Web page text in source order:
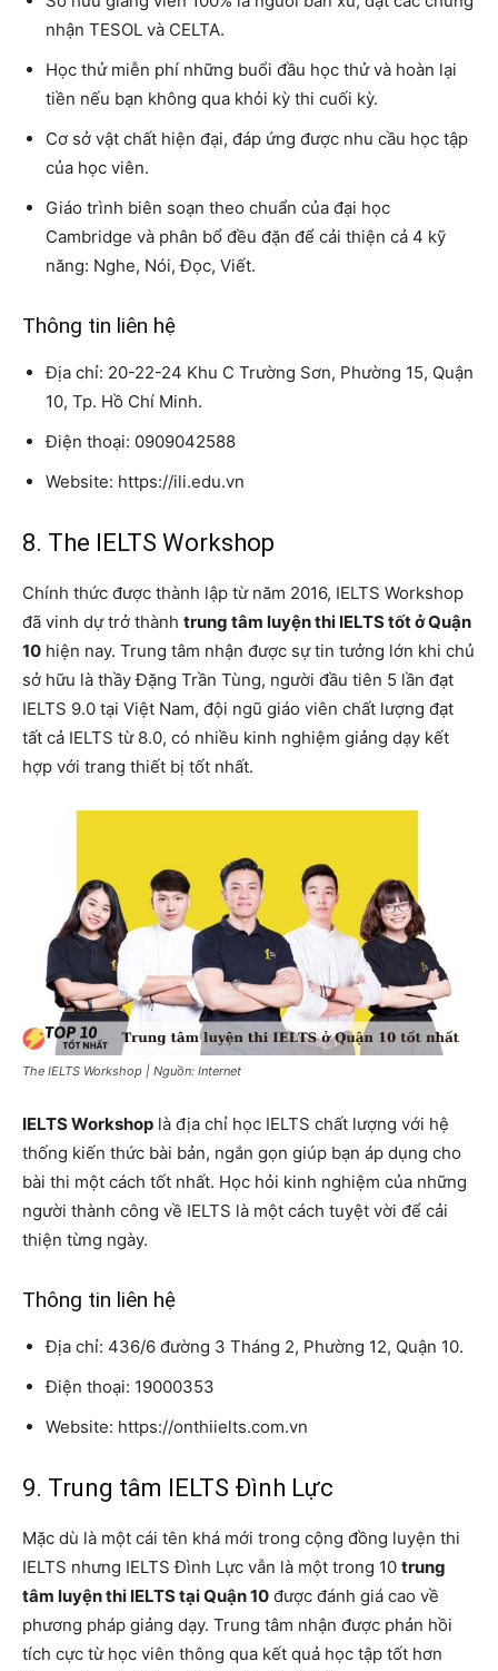
nhận TESOL và CELTA.
Học thử miễn phí những buổi đầu học thử và hoàn lại
tiền nếu bạn không qua khỏi kỳ thi cuối kỳ.
Cơ sở vật chất hiện đại, đáp ứng được nhu cầu học tập
của học viên.
Giáo trình biên soạn theo chuẩn của đại học
Cambridge và phân bổ đều đặn để cải thiện cả 4 kỹ
năng: Nghe, Nói, Đọc, Viết.
Thông tin liên hệ
Địa chỉ: 20-22-24 Khu C Trường Sơn, Phường 15, Quận
10, Tp. Hồ Chí Minh.
Điện thoại: 0909042588
Website: https://ili.edu.vn
8. The IELTS Workshop
Chính thức được thành lập từ năm 2016, IELTS Workshop
đã vinh dự trở thành trung tâm luyện thi IELTS tốt ở Quận
10 hiện nay. Trung tâm nhận được sự tin tưởng lớn khi chủ
sở hữu là thầy Đặng Trần Tùng, người đầu tiên 5 lần đạt
IELTS 9.0 tại Việt Nam, đội ngũ giáo viên chất lượng đạt
tất cả IELTS từ 8.0, có nhiều kinh nghiệm giảng dạy kết
hợp với trang thiết bị tốt nhất.
The IELTS Workshop | Nguồn: Internet
IELTS Workshop là địa chỉ học IELTS chất lượng với hệ
thống kiến ​​thức bài bản, ngắn gọn giúp bạn áp dụng cho
bài thi một cách tốt nhất. Học hỏi kinh nghiệm của những
người thành công về IELTS là một cách tuyệt vời để cải
thiện từng ngày.
Thông tin liên hệ
Địa chỉ: 436/6 đường 3 Tháng 2, Phường 12, Quận 10.
Điện thoại: 19000353
Website: https://onthiielts.com.vn
9. Trung tâm IELTS Đình Lực
Mặc dù là một cái tên khá mới trong cộng đồng luyện thi
IELTS nhưng IELTS Đình Lực vẫn là một trong 10 trung
tâm luyện thi IELTS tại Quận 10 được đánh giá cao về
phương pháp giảng dạy. Trung tâm nhận được phản hồi
tích cực từ học viên thông qua kết quả học tập tốt hơn